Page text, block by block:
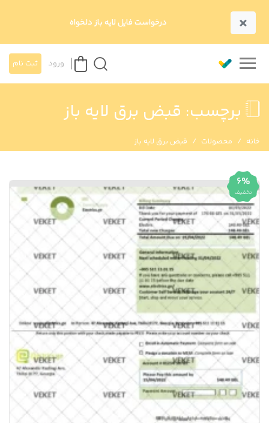
× درخواست فایل لایه باز دلخواه
ورود ثبت نام
برچسب: قبض برق لایه باز
خانه محصولات قبض برق لایه باز
6%
تخفیف